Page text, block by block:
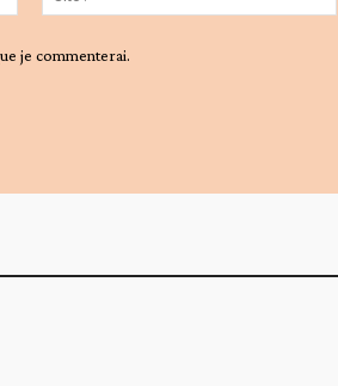
:*
:
je commenterai.